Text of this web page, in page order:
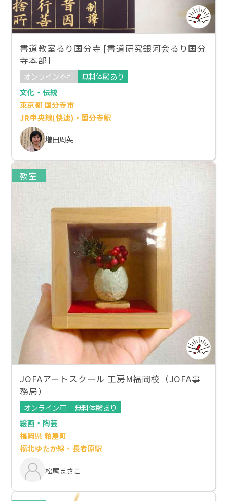
書道教室るり国分寺 [書道研究銀河会るり国分
寺本部］
オンライン不可
無料体験あり
文化・伝統
東京都 国分寺市
JR中央線(快速)・国分寺駅
増田周英
教室
JOFAアートスクール 工房M福岡校（JOFA事
務局）
オンライン可
無料体験あり
絵画・陶芸
福岡県 粕屋町
福北ゆたか線・長者原駅
松尾まさこ